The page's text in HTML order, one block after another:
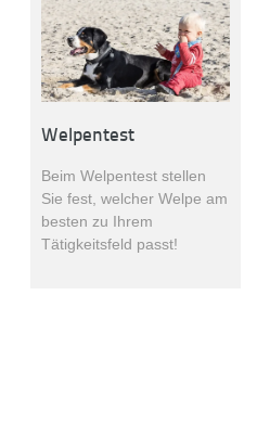
Welpentest
Beim Welpentest stellen
Sie fest, welcher Welpe am
besten zu Ihrem
Tätigkeitsfeld passt!